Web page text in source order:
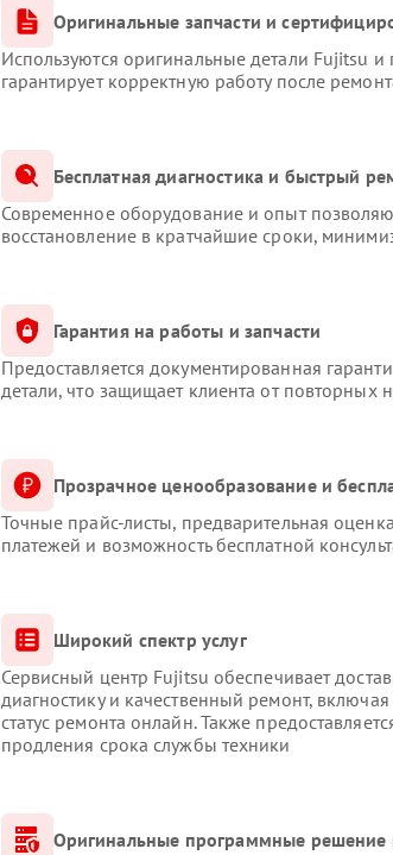
Оригинальные запчасти и
Используются оригинальные детали Fujitsu
гарантирует корректную работу после
Бесплатная диагностика и быстрый
Современное оборудование и опыт
восстановление в кратчайшие сроки,
Гарантия на работы и запчасти
Предоставляется документированная
детали, что защищает клиента от повторных
Прозрачное ценообразование и
Точные прайс-листы, предварительная
платежей и возможность бесплатной
Широкий спектр услуг
Сервисный центр Fujitsu обеспечивает
диагностику и качественный ремонт,
статус ремонта онлайн. Также
продления срока службы техники
Оригинальные программные решение